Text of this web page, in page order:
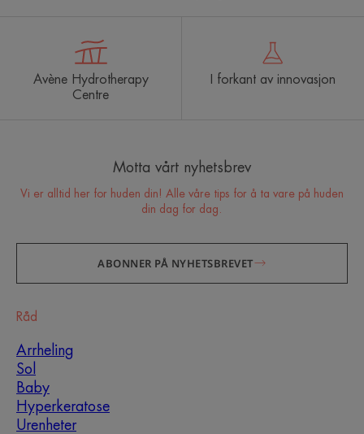
Avène Hydrotherapy
Centre
I forkant av innovasjon
Motta vårt nyhetsbrev
Vi er alltid her for huden din! Alle våre tips for å ta vare på huden
din dag for dag.
ABONNER PÅ NYHETSBREVET
Råd
Arrheling
Sol
Baby
Hyperkeratose
Urenheter